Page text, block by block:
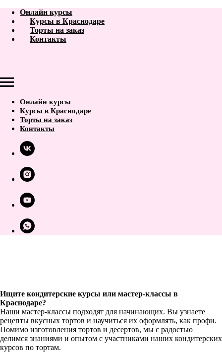
Онлайн курсы
Курсы в Краснодаре
Торты на заказ
Контакты
Онлайн курсы
Курсы в Краснодаре
Торты на заказ
Контакты
Ищите кондитерские курсы или мастер-классы в
Краснодаре?
Наши мастер-классы подходят для начинающих. Вы узнаете
рецепты вкусных тортов и научиться их оформлять, как профи.
Помимо изготовления тортов и десертов, мы с радостью
делимся знаниями и опытом с участниками наших кондитерских
курсов по тортам.